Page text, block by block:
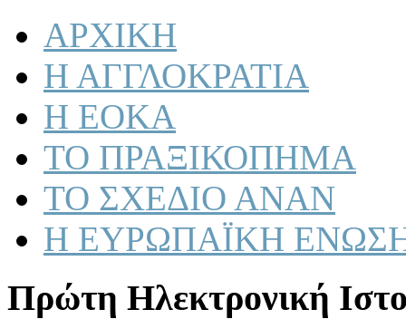
ΑΡΧΙΚΗ
Η ΑΓΓΛΟΚΡΑΤΙΑ
Η ΕΟΚΑ
ΤΟ ΠΡΑΞΙΚΟΠΗΜΑ
ΤΟ ΣΧΕΔΙΟ ΑΝΑΝ
Η ΕΥΡΩΠΑΪΚΗ
Πρώτη Ηλεκτρονική